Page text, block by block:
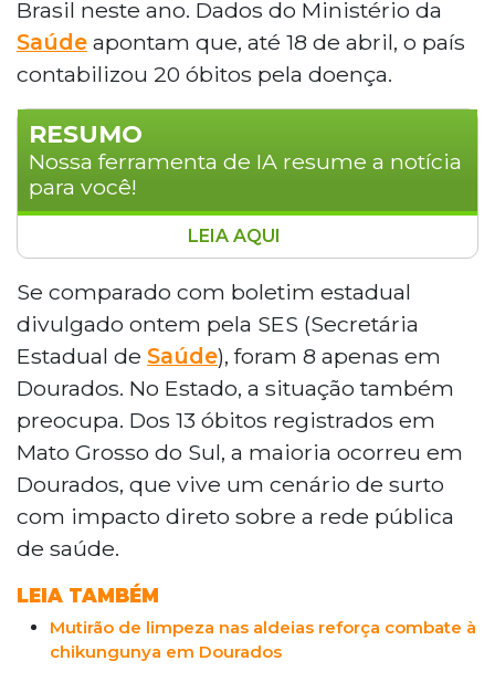
Brasil neste ano. Dados do Ministério da
Saúde apontam que, até 18 de abril, o país
contabilizou 20 óbitos pela doença.
RESUMO
Nossa ferramenta de IA resume a notícia
para você!
Dourados concentra 40% das mortes por
chikungunya no Brasil em 2026, com 8 dos 20
óbitos nacionais registrados na cidade. O
município decretou calamidade em saúde
pública e acumula 4.959 casos prováveis. Sete
das oito mortes locais são de indígenas,
incluindo dois bebês. O Estado abriu 15 leitos
no Hospital Regional e o Brasil já soma mais de
31 mil casos prováveis da doença.
LEIA AQUI
Se comparado com boletim estadual
divulgado ontem pela SES (Secretária
Estadual de Saúde), foram 8 apenas em
Dourados. No Estado, a situação também
preocupa. Dos 13 óbitos registrados em
Mato Grosso do Sul, a maioria ocorreu em
Dourados, que vive um cenário de surto
com impacto direto sobre a rede pública
de saúde.
LEIA TAMBÉM
Mutirão de limpeza nas aldeias reforça combate à
chikungunya em Dourados